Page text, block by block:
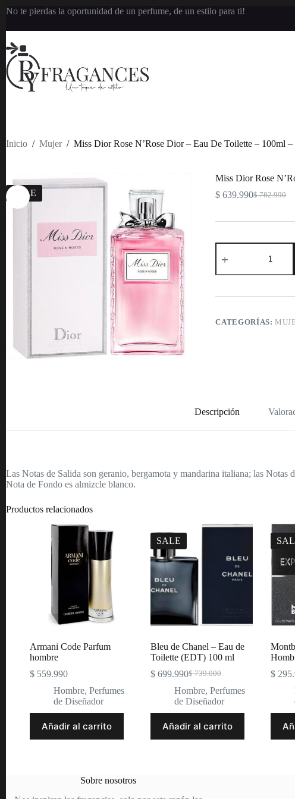
Saltar
contenido
No te pierdas la oportunidad de un perfume, de un estilo para ti!
Inicio / Mujer / Miss Dior Rose N’Rose Dior – Eau De Toilette – 100ml
SALE
Miss Dior Rose
$782.990
Original
was:
$ 639.990Current
is:
Miss
Dior
N'Rose
-
De
Toilette
CATEGORÍAS:
Descripción
Las Notas de Salida son geranio, bergamota y mandarina italiana; las Notas
Nota de Fondo es almizcle blanco.
Productos relacionados
Armani Code Parfum
hombre
$ 559.990
Hombre, Perfumes
de Diseñador
Añadir al carrito
SALE
Bleu de Chanel – Eau de
Toilette (EDT) 100 ml
$739.000
Original
price
was:
$699.990Current
price
is:
Hombre, Perfumes
de Diseñador
Añadir al carrito
$
Sobre nosotros